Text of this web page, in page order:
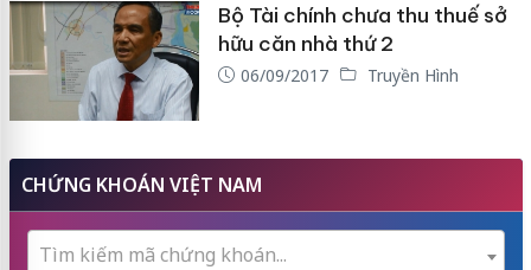
Bộ Tài chính chưa thu thuế sở
hữu căn nhà thứ 2
06/09/2017 Truyền Hình
CHỨNG KHOÁN VIỆT NAM
Tìm kiếm mã chứng khoán...